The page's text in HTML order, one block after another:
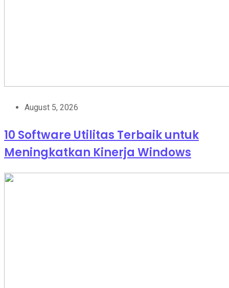
August 5, 2026
10 Software Utilitas Terbaik untuk
Meningkatkan Kinerja Windows